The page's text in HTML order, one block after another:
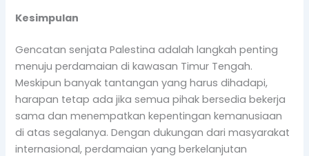
Kesimpulan
Gencatan senjata Palestina adalah langkah penting
menuju perdamaian di kawasan Timur Tengah.
Meskipun banyak tantangan yang harus dihadapi,
harapan tetap ada jika semua pihak bersedia bekerja
sama dan menempatkan kepentingan kemanusiaan
di atas segalanya. Dengan dukungan dari masyarakat
internasional, perdamaian yang berkelanjutan